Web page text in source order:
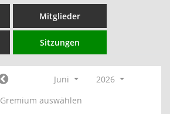
Mitglieder
Sitzungen
Juni
2026
Gremium auswählen